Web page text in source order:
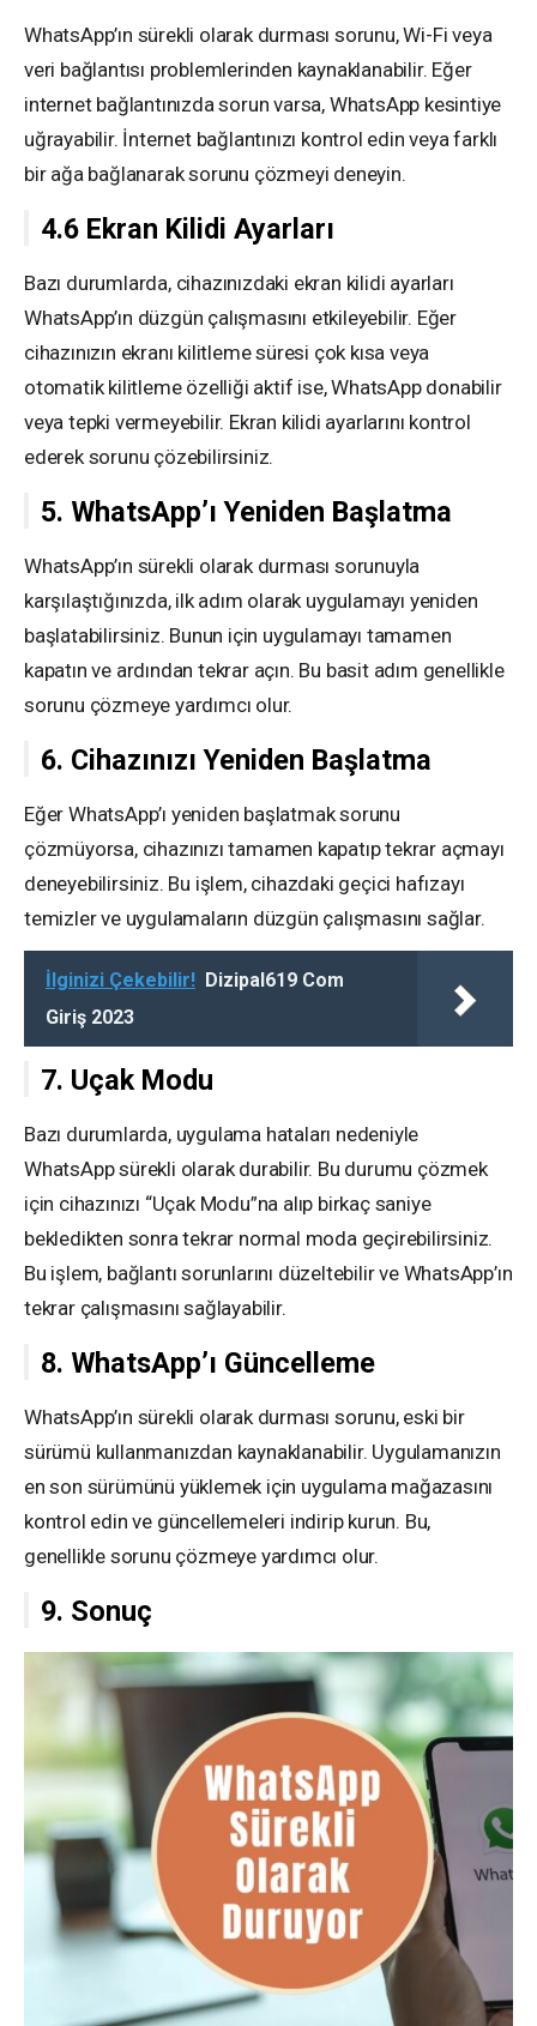
WhatsApp’ın sürekli olarak durması sorunu, Wi-Fi veya
veri bağlantısı problemlerinden kaynaklanabilir. Eğer
internet bağlantınızda sorun varsa, WhatsApp kesintiye
uğrayabilir. İnternet bağlantınızı kontrol edin veya farklı
bir ağa bağlanarak sorunu çözmeyi deneyin.
4.6 Ekran Kilidi Ayarları
Bazı durumlarda, cihazınızdaki ekran kilidi ayarları
WhatsApp’ın düzgün çalışmasını etkileyebilir. Eğer
cihazınızın ekranı kilitleme süresi çok kısa veya
otomatik kilitleme özelliği aktif ise, WhatsApp donabilir
veya tepki vermeyebilir. Ekran kilidi ayarlarını kontrol
ederek sorunu çözebilirsiniz.
5. WhatsApp’ı Yeniden Başlatma
WhatsApp’ın sürekli olarak durması sorunuyla
karşılaştığınızda, ilk adım olarak uygulamayı yeniden
başlatabilirsiniz. Bunun için uygulamayı tamamen
kapatın ve ardından tekrar açın. Bu basit adım genellikle
sorunu çözmeye yardımcı olur.
6. Cihazınızı Yeniden Başlatma
Eğer WhatsApp’ı yeniden başlatmak sorunu
çözmüyorsa, cihazınızı tamamen kapatıp tekrar açmayı
deneyebilirsiniz. Bu işlem, cihazdaki geçici hafızayı
temizler ve uygulamaların düzgün çalışmasını sağlar.
İlginizi Çekebilir! Dizipal619 Com
Giriş 2023
7. Uçak Modu
Bazı durumlarda, uygulama hataları nedeniyle
WhatsApp sürekli olarak durabilir. Bu durumu çözmek
için cihazınızı “Uçak Modu”na alıp birkaç saniye
bekledikten sonra tekrar normal moda geçirebilirsiniz.
Bu işlem, bağlantı sorunlarını düzeltebilir ve WhatsApp’ın
tekrar çalışmasını sağlayabilir.
8. WhatsApp’ı Güncelleme
WhatsApp’ın sürekli olarak durması sorunu, eski bir
sürümü kullanmanızdan kaynaklanabilir. Uygulamanızın
en son sürümünü yüklemek için uygulama mağazasını
kontrol edin ve güncellemeleri indirip kurun. Bu,
genellikle sorunu çözmeye yardımcı olur.
9. Sonuç